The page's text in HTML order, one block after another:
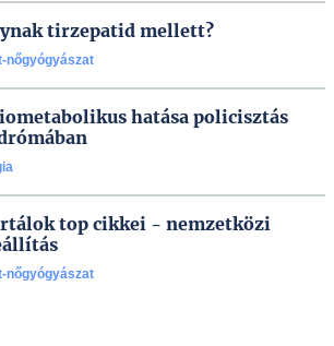
tirzepatid mellett?
nőgyógyászat
hatása policisztás
top cikkei - nemzetközi
nőgyógyászat